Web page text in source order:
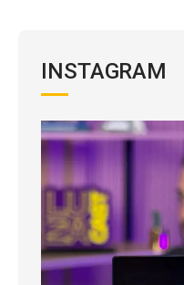
INSTAGRAM